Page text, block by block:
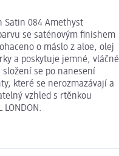
Satin 084 Amethyst
se saténovým finishem
o máslo z aloe, olej
a poskytuje jemné, vláčné
se po nanesení
které se nerozmazávají a
vzhled s rtěnkou